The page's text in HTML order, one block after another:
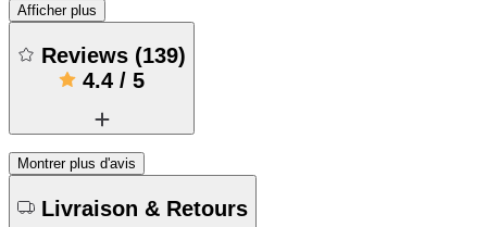
Afficher plus
Reviews (139)
4.4 / 5
Montrer plus d'avis
Livraison & Retours